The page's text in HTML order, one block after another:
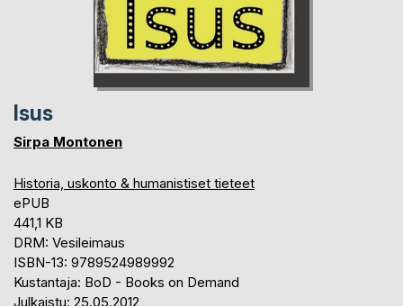
Isus
Sirpa Montonen
Historia, uskonto & humanistiset tieteet
ePUB
441,1 KB
DRM: Vesileimaus
ISBN-13: 9789524989992
Kustantaja: BoD - Books on Demand
Julkaistu: 25.05.2012